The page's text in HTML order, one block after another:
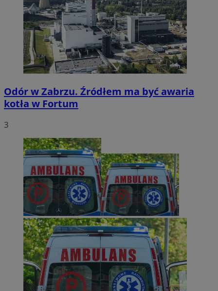
Odór w Zabrzu. Źródłem ma być awaria
kotła w Fortum
3